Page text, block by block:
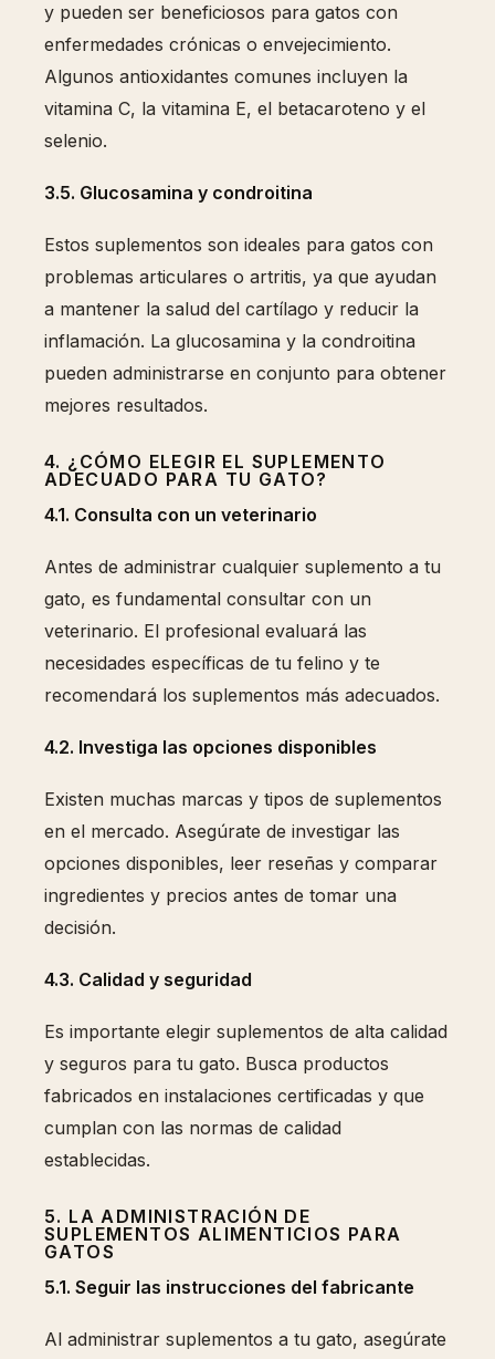
y pueden ser beneficiosos para gatos con
enfermedades crónicas o envejecimiento.
Algunos antioxidantes comunes incluyen la
vitamina C, la vitamina E, el betacaroteno y el
selenio.
3.5. Glucosamina y condroitina
Estos suplementos son ideales para gatos con
problemas articulares o artritis, ya que ayudan
a mantener la salud del cartílago y reducir la
inflamación. La glucosamina y la condroitina
pueden administrarse en conjunto para obtener
mejores resultados.
4. ¿CÓMO ELEGIR EL SUPLEMENTO
ADECUADO PARA TU GATO?
4.1. Consulta con un veterinario
Antes de administrar cualquier suplemento a tu
gato, es fundamental consultar con un
veterinario. El profesional evaluará las
necesidades específicas de tu felino y te
recomendará los suplementos más adecuados.
4.2. Investiga las opciones disponibles
Existen muchas marcas y tipos de suplementos
en el mercado. Asegúrate de investigar las
opciones disponibles, leer reseñas y comparar
ingredientes y precios antes de tomar una
decisión.
4.3. Calidad y seguridad
Es importante elegir suplementos de alta calidad
y seguros para tu gato. Busca productos
fabricados en instalaciones certificadas y que
cumplan con las normas de calidad
establecidas.
5. LA ADMINISTRACIÓN DE
SUPLEMENTOS ALIMENTICIOS PARA
GATOS
5.1. Seguir las instrucciones del fabricante
Al administrar suplementos a tu gato, asegúrate